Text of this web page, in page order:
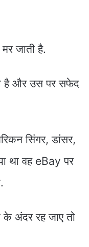
जाती है.
है और उस पर सफेद
सिंगर, डांसर,
था वह eBay पर
के अंदर रह जाए तो